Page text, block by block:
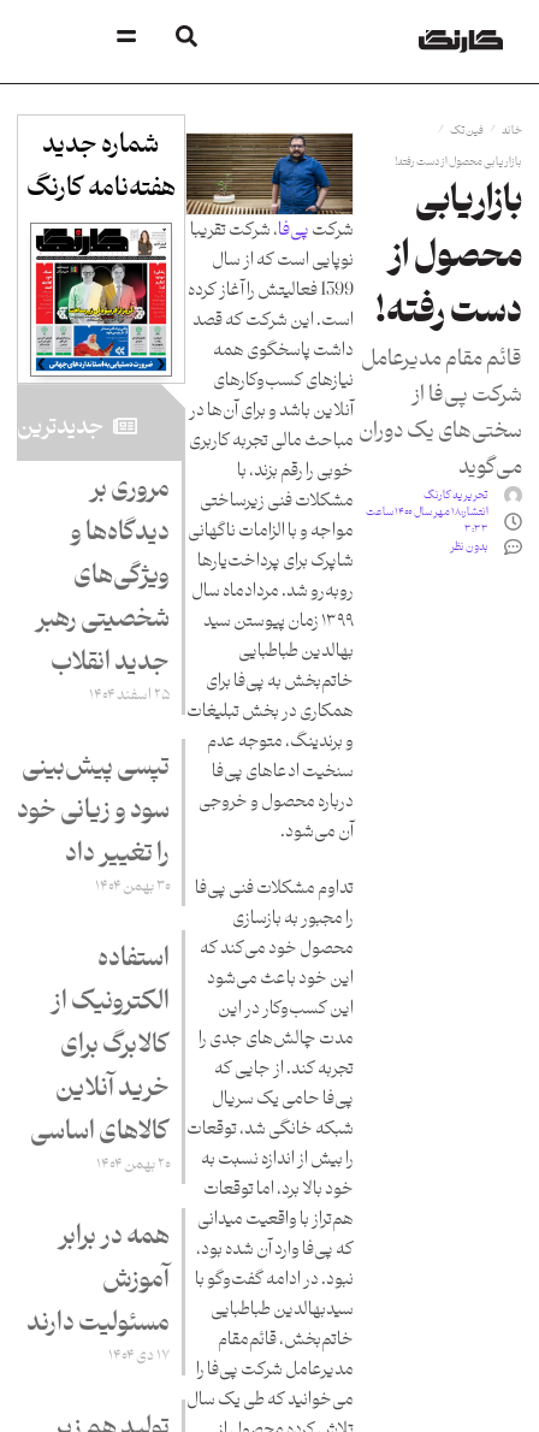
خانه / فین‌تک /
بازاریابی محصول از دست رفته!
بازاریابی
محصول از
دست رفته!
قائم مقام مدیرعامل
شرکت پی‌فا از
سختی‌های یک دوران
می‌گوید
تحریریه کارنگ
انتشار:
۱۸ مهر سال ۱۴۰۰ ساعت
۳:۳۳
بدون نظر
شرکتپی‌فا، شرکت تقریبا
نوپایی است که از سال
1399 فعالیتش را آغاز کرده
است. این شرکت که قصد
داشت پاسخگوی همه
نیازهای کسب‌وکارهای
آنلاین باشد و برای آن‌ها در
مباحث مالی تجربه کاربری
خوبی را رقم بزند، با
مشکلات فنی زیرساختی
مواجه و با الزامات ناگهانی
شاپرک برای پرداخت‌یارها
روبه‌رو شد. مردادماه سال
۱۳۹۹ زمان پیوستن سید
بهالدین طباطبایی
خاتم‌بخش به پی‌فا برای
همکاری در بخش تبلیغات
و برندینگ، متوجه عدم
سنخیت ادعاهای پی‌فا
درباره محصول و خروجی
آن می‌شود.
تداوم مشکلات فنی پی‌فا
را مجبور به بازسازی
محصول خود می‌کند که
این خود باعث می‌شود
این کسب‌وکار در این
مدت چالش‌های جدی را
تجربه کند. از جایی که
پی‌فا حامی یک سریال
شبکه خانگی شد، توقعات
را بیش از اندازه نسبت به
خود بالا برد، اما توقعات
هم‌تراز با واقعیت میدانی
که پی‌فا وارد آن شده بود،
نبود. در ادامه گفت‌وگو با
سیدبهالدین طباطبایی
خاتم‌بخش، قائم‌مقام
مدیرعامل شرکت پی‌فا را
می‌خوانید که طی یک سال
شماره جدید
هفته‌نامه کارنگ​
جدید‌ترین
مروری بر
دیدگاه‌ها و
ویژگی‌های
شخصیتی رهبر
جدید انقلاب
۲۵ اسفند ۱۴۰۴
تپسی پیش‌بینی
سود و زیانی خود
را تغییر داد
۳۰ بهمن ۱۴۰۴
استفاده
الکترونیک از
کالابرگ برای
خرید آنلاین
کالاهای اساسی
۲۰ بهمن ۱۴۰۴
همه در برابر
آموزش
مسئولیت دارند
۱۷ دی ۱۴۰۴